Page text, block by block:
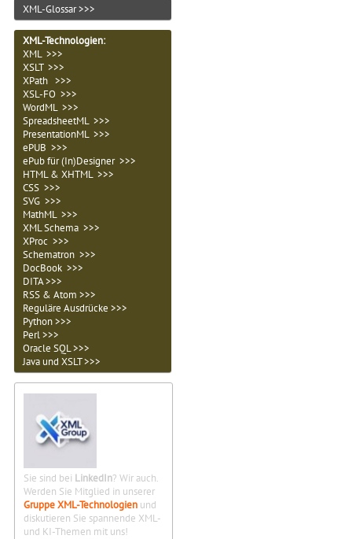
XML-Glossar >>>
XML-Technologien:
XML >>>
XSLT >>>
XPath >>>
XSL-FO >>>
WordML >>>
SpreadsheetML >>>
PresentationML >>>
ePUB >>>
ePub für (In)Designer >>>
HTML & XHTML >>>
CSS >>>
SVG >>>
MathML >>>
XML Schema >>>
XProc >>>
Schematron >>>
DocBook >>>
DITA >>>
RSS & Atom >>>
Reguläre Ausdrücke >>>
Python >>>
Perl >>>
Oracle SQL >>>
Java und XSLT >>>
Sie sind bei LinkedIn? Wir auch.
Werden Sie Mitglied in unserer
Gruppe XML-Technologien und
diskutieren Sie spannende XML-
und KI-Themen mit uns!